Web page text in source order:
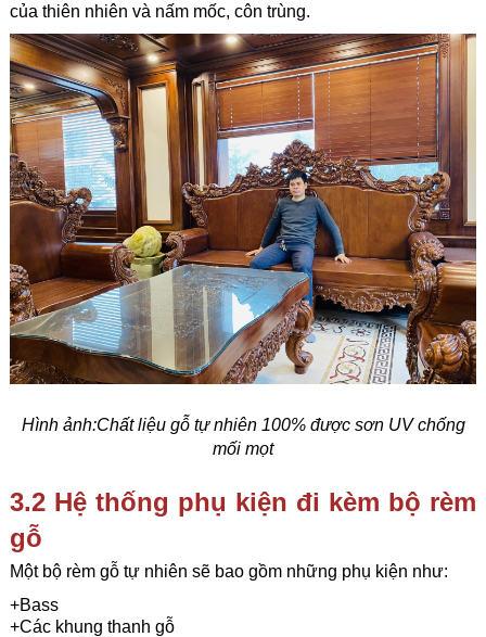
của thiên nhiên và nấm mốc, côn trùng.
Hình ảnh:Chất liệu gỗ tự nhiên 100% được sơn UV chống
mối mọt
3.2 Hệ thống phụ kiện đi kèm bộ rèm
gỗ
Một bộ rèm gỗ tự nhiên sẽ bao gồm những phụ kiện như:
+Bass
+Các khung thanh gỗ